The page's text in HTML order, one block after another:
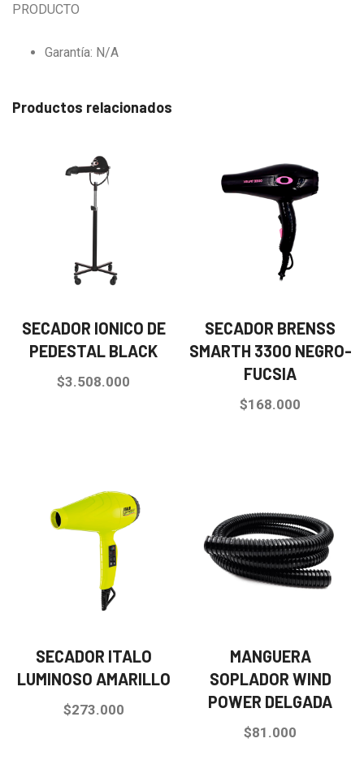
PRODUCTO
Garantía: N/A
Productos relacionados
SECADOR IONICO DE
PEDESTAL BLACK
$3.508.000
SECADOR BRENSS
SMARTH 3300 NEGRO-
FUCSIA
$168.000
SECADOR ITALO
LUMINOSO AMARILLO
$273.000
MANGUERA
SOPLADOR WIND
POWER DELGADA
$81.000